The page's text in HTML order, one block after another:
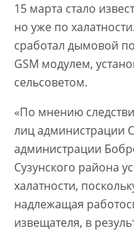
15 марта стало
но уже по
сработал дымовой
GSM модулем,
сельсоветом.
«По мнению
лиц администрации
администрации
Сузунского района
халатности,
надлежащая
извещателя, в